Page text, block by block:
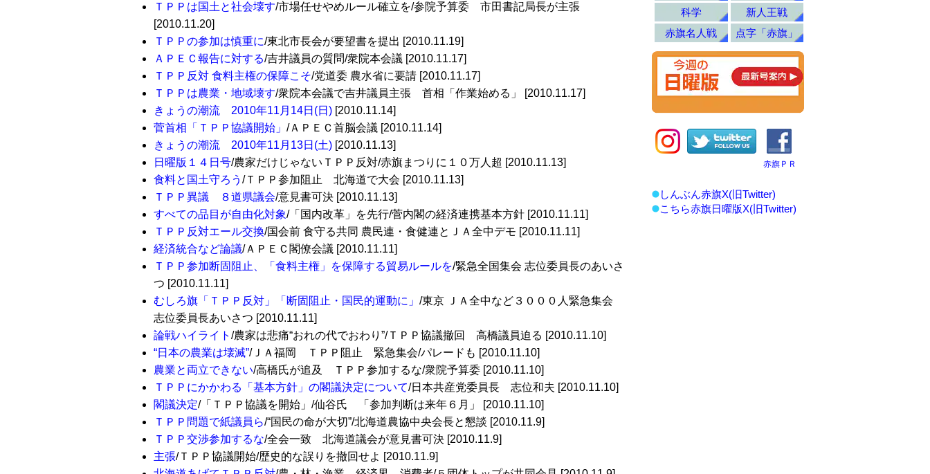
ＴＰＰは国土と社会壊す/市場任せやめルール確立を/参院予算委 市田書記局長が主張
[2010.11.20]
ＴＰＰの参加は慎重に/東北市長会が要望書を提出 [2010.11.19]
ＡＰＥＣ報告に対する/吉井議員の質問/衆院本会議 [2010.11.17]
ＴＰＰ反対 食料主権の保障こそ/党道委 農水省に要請 [2010.11.17]
ＴＰＰは農業・地域壊す/衆院本会議で吉井議員主張 首相「作業始める」 [2010.11.17]
きょうの潮流 2010年11月14日(日) [2010.11.14]
菅首相「ＴＰＰ協議開始」 /ＡＰＥＣ首脳会議 [2010.11.14]
きょうの潮流 2010年11月13日(土) [2010.11.13]
日曜版１４日号/農家だけじゃないＴＰＰ反対/赤旗まつりに１０万人超 [2010.11.13]
食料と国土守ろう /ＴＰＰ参加阻止 北海道で大会 [2010.11.13]
ＴＰＰ異議 ８道県議会/意見書可決 [2010.11.13]
すべての品目が自由化対象/「国内改革」を先行/菅内閣の経済連携基本方針 [2010.11.11]
ＴＰＰ反対エール交換/国会前 食守る共同 農民連・食健連とＪＡ全中デモ [2010.11.11]
経済統合など論議/ＡＰＥＣ閣僚会議 [2010.11.11]
ＴＰＰ参加断固阻止、「食料主権」を保障する貿易ルールを/緊急全国集会 志位委員長のあいさ
つ [2010.11.11]
むしろ旗「ＴＰＰ反対」「断固阻止・国民的運動に」 /東京 ＪＡ全中など３０００人緊急集会
志位委員長あいさつ [2010.11.11]
論戦ハイライト /農家は悲痛“おれの代でおわり”/ＴＰＰ協議撤回 高橋議員迫る [2010.11.10]
“日本の農業は壊滅”/ＪＡ福岡 ＴＰＰ阻止 緊急集会/パレードも [2010.11.10]
農業と両立できない/高橋氏が追及 ＴＰＰ参加するな/衆院予算委 [2010.11.10]
ＴＰＰにかかわる「基本方針」の閣議決定について/日本共産党委員長 志位和夫 [2010.11.10]
閣議決定/「ＴＰＰ協議を開始」/仙谷氏 「参加判断は来年６月」 [2010.11.10]
ＴＰＰ問題で紙議員ら/“国民の命が大切”/北海道農協中央会長と懇談 [2010.11.9]
ＴＰＰ交渉参加するな/全会一致 北海道議会が意見書可決 [2010.11.9]
主張/ＴＰＰ協議開始/歴史的な誤りを撤回せよ [2010.11.9]
科学
新人王戦
赤旗名人戦
点字「赤旗」
赤旗ＰＲ
しんぶん赤旗X(旧Twitter)
こちら赤旗日曜版X(旧Twitter)